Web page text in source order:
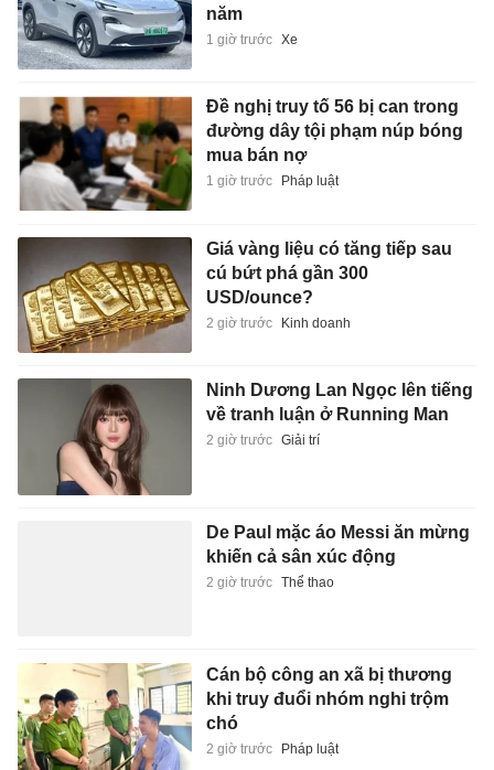
năm
1 giờ trước Xe
Đề nghị truy tố 56 bị can trong
đường dây tội phạm núp bóng
mua bán nợ
1 giờ trước Pháp luật
Giá vàng liệu có tăng tiếp sau
cú bứt phá gần 300
USD/ounce?
2 giờ trước Kinh doanh
Ninh Dương Lan Ngọc lên tiếng
về tranh luận ở Running Man
2 giờ trước Giải trí
De Paul mặc áo Messi ăn mừng
khiến cả sân xúc động
2 giờ trước Thể thao
Cán bộ công an xã bị thương
khi truy đuổi nhóm nghi trộm
chó
2 giờ trước Pháp luật